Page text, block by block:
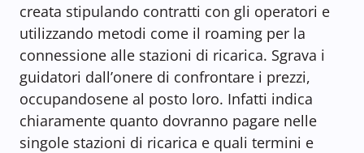
creata stipulando contratti con gli operatori e
utilizzando metodi come il roaming per la
connessione alle stazioni di ricarica. Sgrava i
guidatori dall’onere di confrontare i prezzi,
occupandosene al posto loro. Infatti indica
chiaramente quanto dovranno pagare nelle
singole stazioni di ricarica e quali termini e